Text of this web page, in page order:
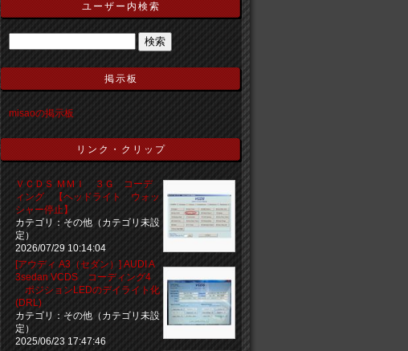
ユーザー内検索
掲示板
misaoの掲示板
リンク・クリップ
ＶＣＤＳ ＭＭＩ ３Ｇ コーデ
ィング 【ヘッドライト ウォッ
シャー停止】
カテゴリ：その他（カテゴリ未設
定）
2026/07/29 10:14:04
[アウディ A3（セダン）] AUDI A
3sedan VCDS コーディング4
ポジションLEDのデイライト化
(DRL)
カテゴリ：その他（カテゴリ未設
定）
2025/06/23 17:47:46